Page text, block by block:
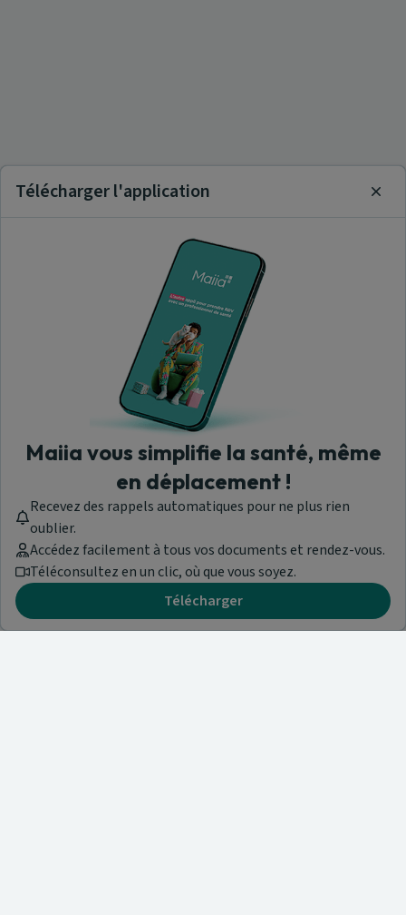
Télécharger l'application
Maiia vous simplifie la santé, même
en déplacement !
Recevez des rappels automatiques pour ne plus rien
oublier.
Accédez facilement à tous vos documents et rendez-vous.
Téléconsultez en un clic, où que vous soyez.
Télécharger